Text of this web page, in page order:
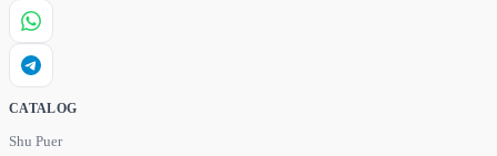
CATALOG
Shu Puer